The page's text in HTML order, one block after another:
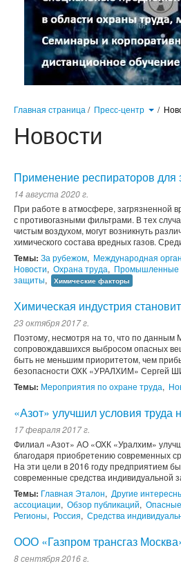
Главная страница / Пресс-центр /
Новости
Применение респираторов для
14 августа 2020 г.
При работе в атмосфере, загрязненной
с противогазными фильтрами. В тех
чистым воздухом, могут возникнуть
химического состава вредных газов.
Темы: За рубежом, Международная
Новости, Охрана труда, Промышленные
защиты, Химические факторы
Химическая индустрия
23 октября 2017 г.
Поэтому, несмотря на то, что по данным
сопровождавшихся выбросом опасных
быть не меньшим приоритетом, чем
безопасности ОХК «УРАЛХИМ» Сергей
Темы: Мероприятия по охране труда,
«Азот» улучшил условия труда
17 февраля 2017 г.
Филиал «Азот» АО «ОХК «Уралхим»
благодаря приобретению современных
На эти цели в 2016 году предприятием
современные средства индивидуальной
Темы: Главная Эталон, Другие
ассоциации, Обзор публикаций,
Регионы, Россия, Средства
ООО «Газпром трансгаз
8 сентября 2016 г.